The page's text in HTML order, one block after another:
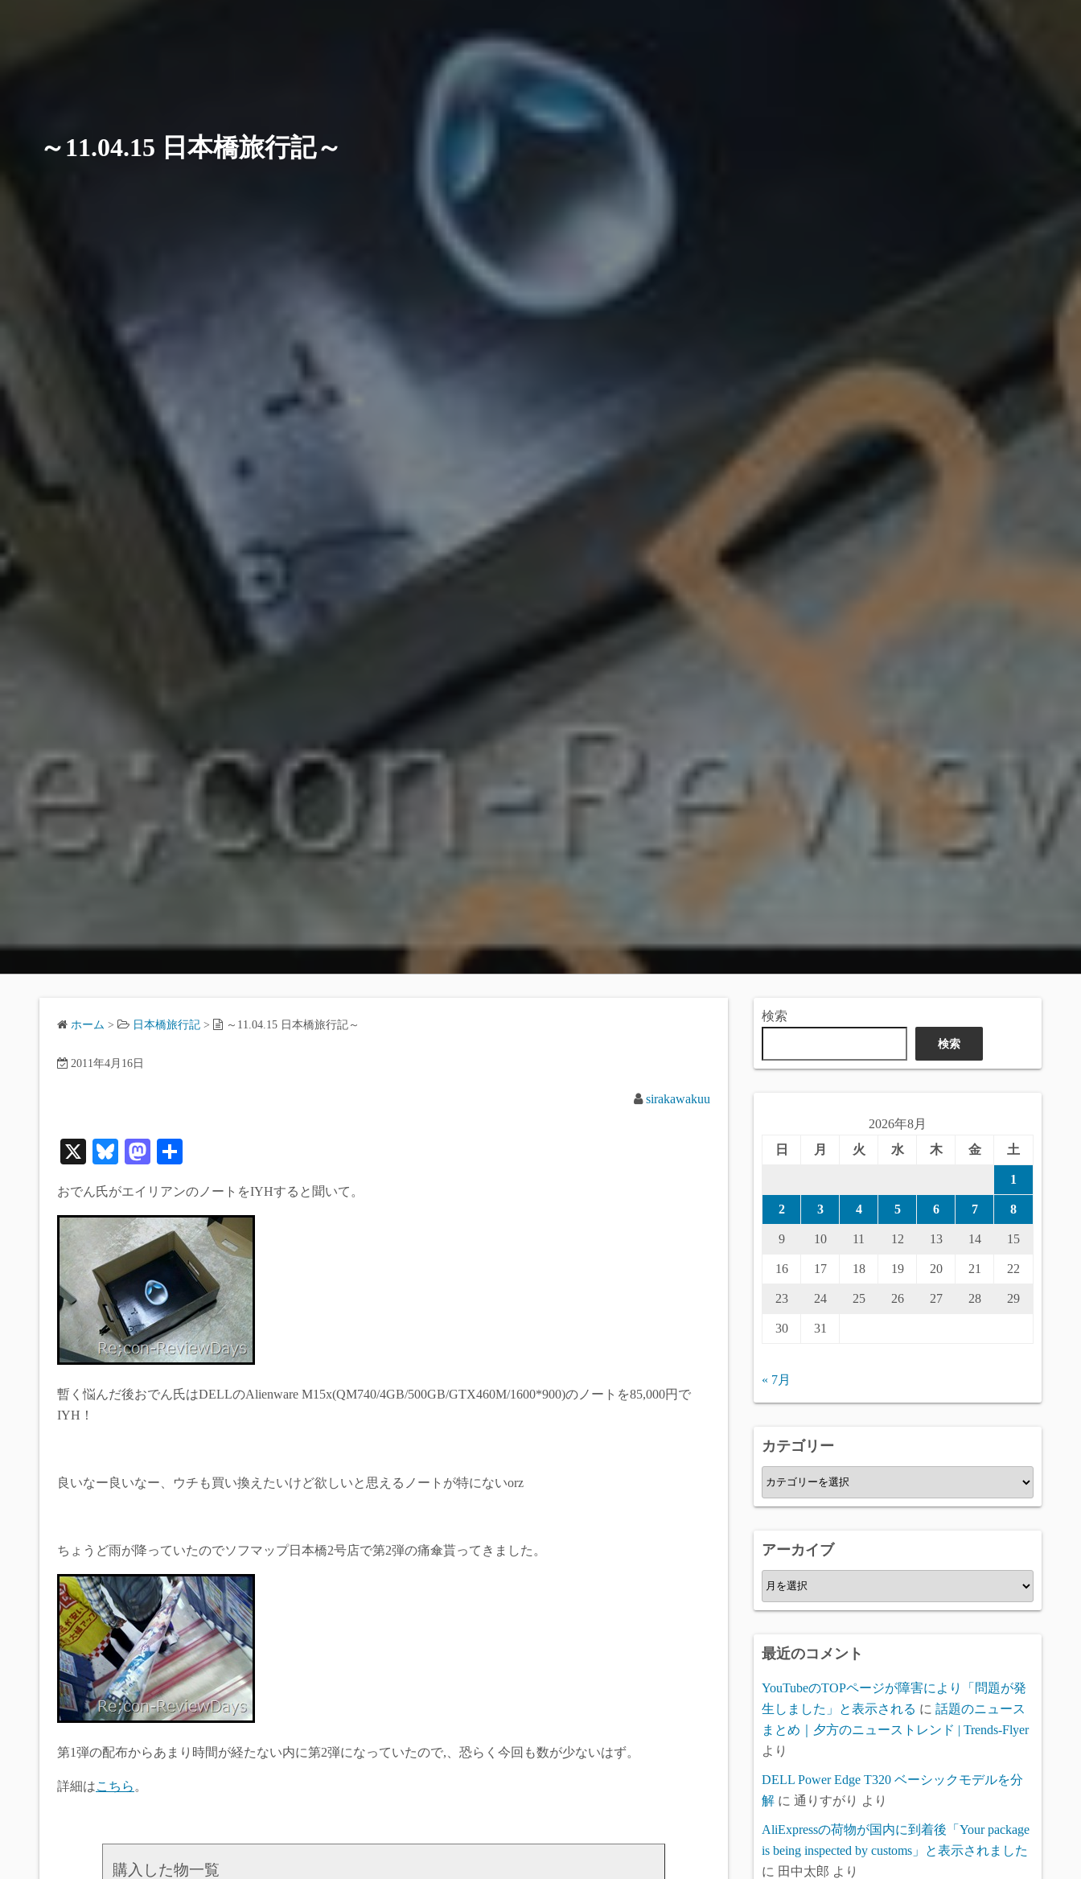
～11.04.15 日本橋旅行記～
ホーム > 日本橋旅行記 > ～11.04.15 日本橋旅行記～
2011年4月16日
sirakawakuu
X
Bl
sk
y
M
to
do
n
おでん氏がエイリアンのノートをIYHすると聞いて。
暫く悩んだ後おでん氏はDELLのAlienware M15x(QM740/4GB/500GB/GTX460M/1600*900)のノートを85,000円で
IYH！
良いなー良いなー、ウチも買い換えたいけど欲しいと思えるノートが特にないorz
ちょうど雨が降っていたのでソフマップ日本橋2号店で第2弾の痛傘貰ってきました。
第1弾の配布からあまり時間が経たない内に第2弾になっていたので,、恐らく今回も数が少ないはず。
詳細はこちら 。
購入した物一覧
検索
検索
2026年8月
日
月 火 水 木 金 土
1
2 3 4 5 6 7 8
9 10 11 12 13 14 15
16 17 18 19 20 21 22
23 24 25 26 27 28 29
30 31
« 7月
カテゴリー
カ
テ
ー
アーカイブ
ア
ー
ブ
最近のコメント
YouTubeのTOPページが障害により「問題が発
生しました」と表示される に 話題のニュース
まとめ｜夕方のニューストレンド | Trends-Flyer
より
DELL Power Edge T320 ベーシックモデルを分
解 に 通りすがり より
AliExpressの荷物が国内に到着後「Your package
is being inspected by customs」と表示されました
に 田中太郎 より